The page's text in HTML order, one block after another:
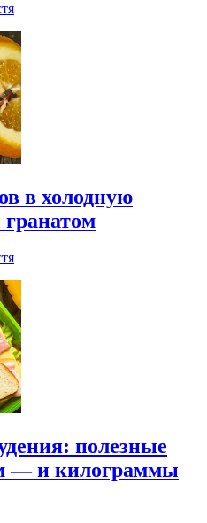
в холодную
полезные
— и килограммы